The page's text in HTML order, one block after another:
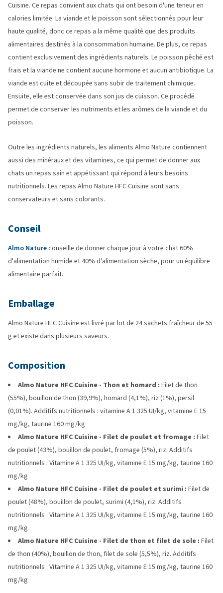
Cuisine. Ce repas convient aux chats qui ont besoin d'une teneur en
calories limitée. La viande et le poisson sont sélectionnés pour leur
haute qualité, donc ce repas a la même qualité que des produits
alimentaires destinés à la consommation humaine. De plus, ce repas
contient exclusivement des ingrédients naturels. Le poisson pêché est
frais et la viande ne contient aucune hormone et aucun antibiotique. La
viande est cuite et découpée sans subir de traitement chimique.
Ensuite, elle est conservée dans son jus de cuisson. Ce procédé
permet de conserver les nutriments et les arômes de la viande et du
poisson.
Outre les ingrédients naturels, les aliments Almo Nature contiennent
aussi des minéraux et des vitamines, ce qui permet de donner aux
chats un repas sain et appétissant qui répond à leurs besoins
nutritionnels. Les repas Almo Nature HFC Cuisine sont sans
conservateurs et sans colorants.
Conseil
Almo Natureconseille de donner chaque jour à votre chat 60%
d'alimentation humide et 40% d'alimentation sèche, pour un équilibre
alimentaire parfait.
Emballage
Almo Nature HFC Cuisine est livré par lot de 24 sachets fraîcheur de 55
g et existe dans plusieurs saveurs.
Composition
Almo Nature HFC Cuisine - Thon et homard : Filet de thon
(55%), bouillon de thon (39,9%), homard (4,1%), riz (1%), persil
(0,01%). Additifs nutritionnels : vitamine A 1 325 UI/kg, vitamine E 15
mg/kg, taurine 160 mg/kg
Almo Nature HFC Cuisine - Filet de poulet et fromage : Filet
de poulet (43%), bouillon de poulet, fromage (5%), riz. Additifs
nutritionnels : Vitamine A 1 325 UI/kg, vitamine E 15 mg/kg, taurine 160
mg/kg
Almo Nature HFC Cuisine - Filet de poulet et surimi : Filet de
poulet (48%), bouillon de poulet, surimi (4,1%), riz. Additifs
nutritionnels : Vitamine A 1 325 UI/kg, vitamine E 15 mg/kg, taurine 160
mg/kg
Almo Nature HFC Cuisine - Filet de thon et filet de sole : Filet
de thon (40%), bouillon de thon, filet de sole (5,5%), riz. Additifs
nutritionnels : Vitamine A 1 325 UI/kg, vitamine E 15 mg/kg, taurine 160
mg/kg